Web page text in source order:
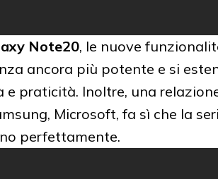
Note20, le nuove
ancora più potente e si
e praticità. Inoltre, una
Microsoft, fa sì che la
perfettamente.